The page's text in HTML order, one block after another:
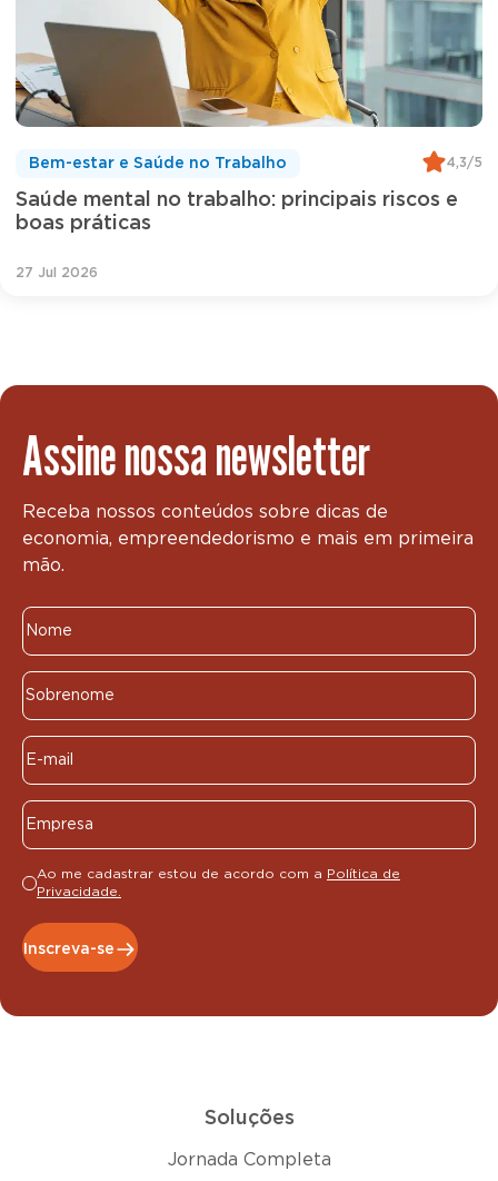
Saúde mental no trabalho: principais riscos e
boas práticas
Bem-estar e Saúde no Trabalho 4,3/5
27 Jul 2026
Assine nossa newsletter
Receba nossos conteúdos sobre dicas de
economia, empreendedorismo e mais em primeira
mão.
Ao me cadastrar estou de acordo com a Política de
Privacidade.
Inscreva-se
Soluções
Jornada Completa